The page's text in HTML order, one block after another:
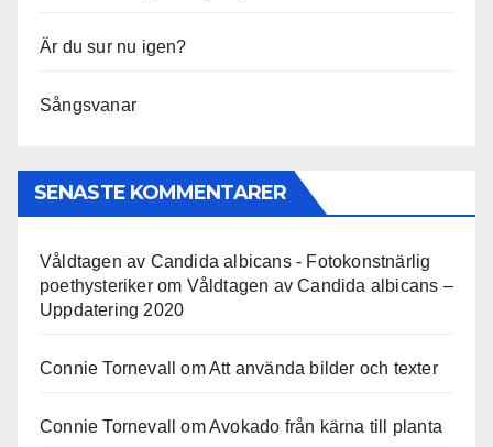
Är du sur nu igen?
Sångsvanar
SENASTE KOMMENTARER
Våldtagen av Candida albicans - Fotokonstnärlig
poethysterikerom Våldtagen av Candida albicans –
Uppdatering 2020
Connie Tornevall omAtt använda bilder och texter
Connie Tornevall omAvokado från kärna till planta